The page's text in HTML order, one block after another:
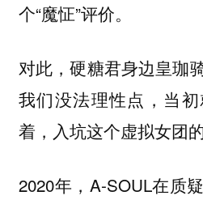
个“魔怔”评价。
对此，硬糖君身边皇珈
我们没法理性点，当
着，入坑这个虚拟女团
2020年，A-SOUL在质